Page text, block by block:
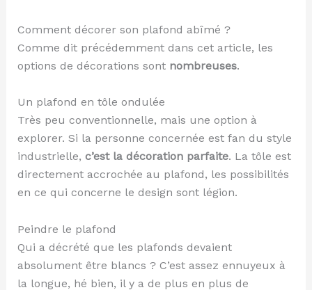
Comment décorer son plafond abîmé ?
Comme dit précédemment dans cet article, les
options de décorations sont nombreuses.
Un plafond en tôle ondulée
Très peu conventionnelle, mais une option à
explorer. Si la personne concernée est fan du style
industrielle, c’est la décoration parfaite. La tôle est
directement accrochée au plafond, les possibilités
en ce qui concerne le design sont légion.
Peindre le plafond
Qui a décrété que les plafonds devaient
absolument être blancs ? C’est assez ennuyeux à
la longue, hé bien, il y a de plus en plus de